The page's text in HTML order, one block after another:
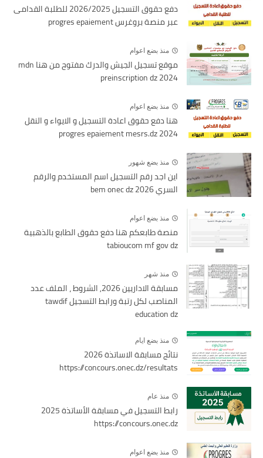
دفع حقوق التسجيل 2026/2025 للطلبة القدامى
عبر منصة بروغرس progres epaiement
منذ بضع اعوام
موقع تسجيل الجيش والدرك مفتوح من هنا mdn
preinscription dz 2024
منذ بضع اعوام
هنا دفع حقوق اعادة التسجيل و الايواء و النقل
2024 progres epaiement mesrs.dz
منذ بضع شهور
اين اجد رقم التسجيل اسم المستخدم والرقم
السري bem onec dz 2026
منذ بضع اعوام
منصة طابعكم هنا دفع حقوق الطابع بالذهبية
tabioucom mf gov dz
منذ شهر
مسابقة الاداريين 2026, الشروط ، الملف عدد
المناصب لكل رتبة ورابط التسجيل tawdif
education dz
منذ بضع ايام
نتائج مسابقة الاساتذة 2026
https://concours.onec.dz/resultats
منذ عام
رابط التسجيل في مسابقة الأساتذة 2025
https://concours.onec.dz
منذ بضع اعوام